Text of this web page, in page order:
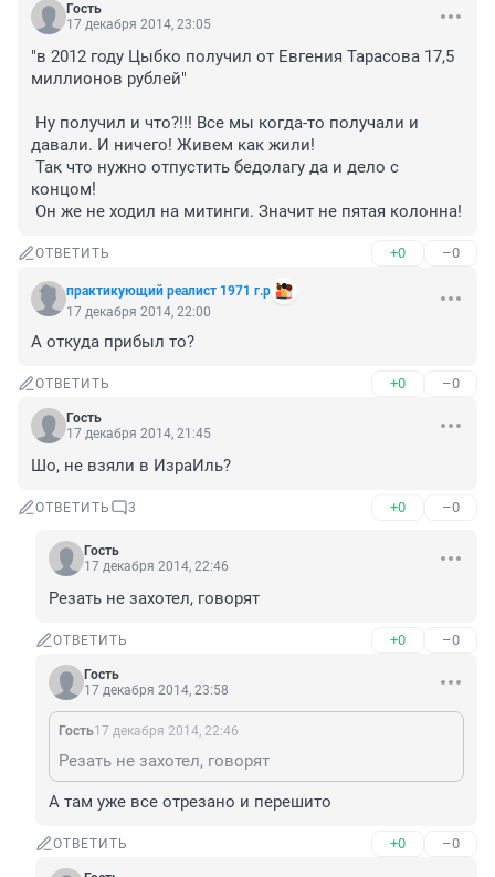
Гость
17 декабря 2014, 23:05
"в 2012 году Цыбко получил от Евгения Тарасова 17,5
миллионов рублей"
Ну получил и что?!!! Все мы когда-то получали и
давали. И ничего! Живем как жили!
Так что нужно отпустить бедолагу да и дело с
концом!
Он же не ходил на митинги. Значит не пятая колонна!
ОТВЕТИТЬ +0 –0
практикующий реалист 1971 г.р
17 декабря 2014, 22:00
А откуда прибыл то?
ОТВЕТИТЬ +0 –0
Гость
17 декабря 2014, 21:45
Шо, не взяли в ИзраИль?
ОТВЕТИТЬ 3 +0 –0
Гость
17 декабря 2014, 22:46
Резать не захотел, говорят
ОТВЕТИТЬ +0 –0
Гость
17 декабря 2014, 23:58
Гость17 декабря 2014, 22:46
Резать не захотел, говорят
А там уже все отрезано и перешито
ОТВЕТИТЬ +0 –0